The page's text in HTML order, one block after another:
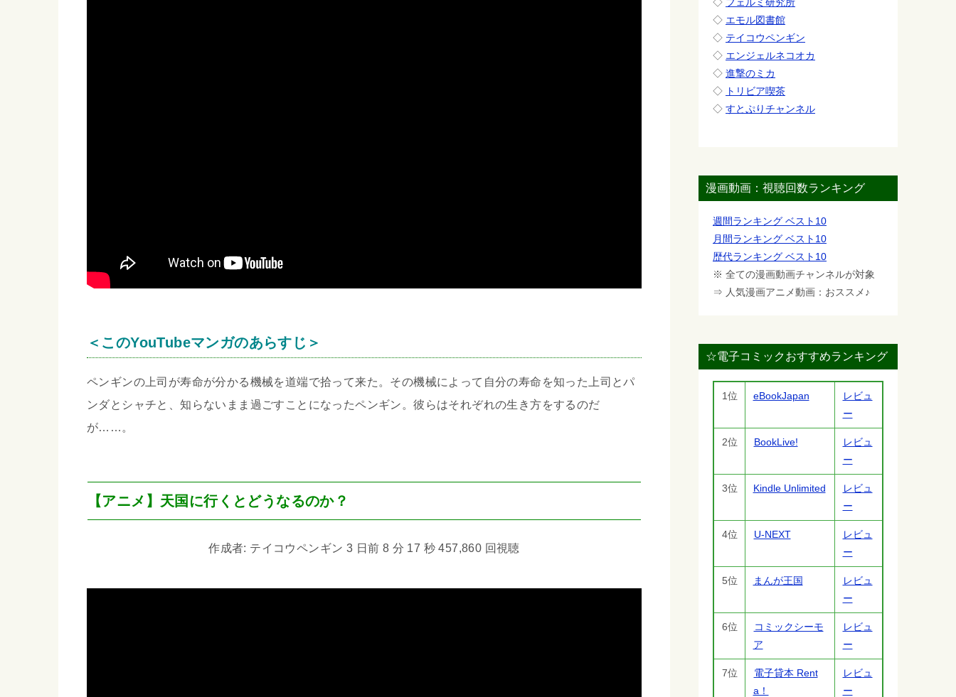
＜このYouTubeマンガのあらすじ＞
ペンギンの上司が寿命が分かる機械を道端で拾って来た。その機械によって自分の寿命を知った上司とパ
ンダとシャチと、知らないまま過ごすことになったペンギン。彼らはそれぞれの生き方をするのだ
が……。
【アニメ】天国に行くとどうなるのか？
作成者: テイコウペンギン 3 日前 8 分 17 秒 457,860 回視聴
◇ エモル図書館
◇ テイコウペンギン
◇ エンジェルネコオカ
◇ 進撃のミカ
◇ トリビア喫茶
◇ すとぷりチャンネル
漫画動画：視聴回数ランキング
週間ランキング ベスト10
月間ランキング ベスト10
歴代ランキング ベスト10
※ 全ての漫画動画チャンネルが対象
⇒ 人気漫画アニメ動画：おススメ♪
☆電子コミックおすすめランキング
1位 eBookJapan
レビュ
ー
2位 BookLive!
レビュ
ー
3位 Kindle Unlimited
レビュ
ー
4位 U-NEXT
レビュ
ー
5位 まんが王国
レビュ
ー
6位
コミックシーモ
ア
レビュ
ー
7位
電子貸本 Rent
a！
レビュ
ー